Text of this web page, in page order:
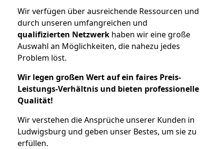
Wir verfügen über ausreichende Ressourcen und
durch unseren umfangreichen und
qualifizierten Netzwerk haben wir eine große
Auswahl an Möglichkeiten, die nahezu jedes
Problem löst.
Wir legen großen Wert auf ein faires Preis-
Leistungs-Verhältnis und bieten professionelle
Qualität!
Wir verstehen die Ansprüche unserer Kunden in
Ludwigsburg und geben unser Bestes, um sie zu
erfüllen.